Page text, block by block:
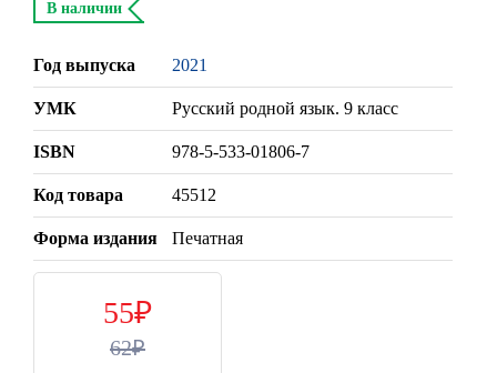
В наличии
Год выпуска 2021
УМК Русский родной язык. 9 класс
ISBN 978-5-533-01806-7
Код товара 45512
Форма издания Печатная
55
62